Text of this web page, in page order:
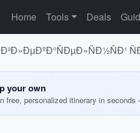
Home Tools Deals
your own
free, personalized itinerary in